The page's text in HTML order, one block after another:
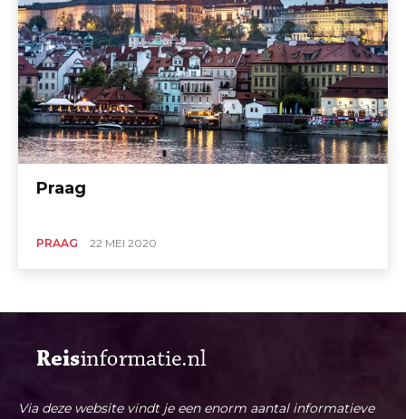
Praag
PRAAG 22 MEI 2020
Via deze website vindt je een enorm aantal informatieve